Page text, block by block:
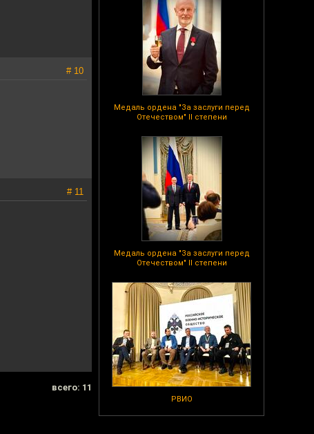
Медаль ордена "За заслуги перед
Отечеством" II степени
Медаль ордена "За заслуги перед
Отечеством" II степени
РВИО
# 10
# 11
всего: 11